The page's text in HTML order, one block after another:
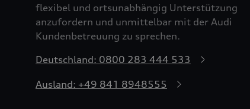
flexibel und ortsunabhängig Unterstützung
anzufordern und unmittelbar mit der Audi
Kundenbetreuung zu sprechen.
Deutschland: 0800 283 444 533
Ausland: +49 841 8948555